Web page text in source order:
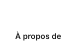
À propos